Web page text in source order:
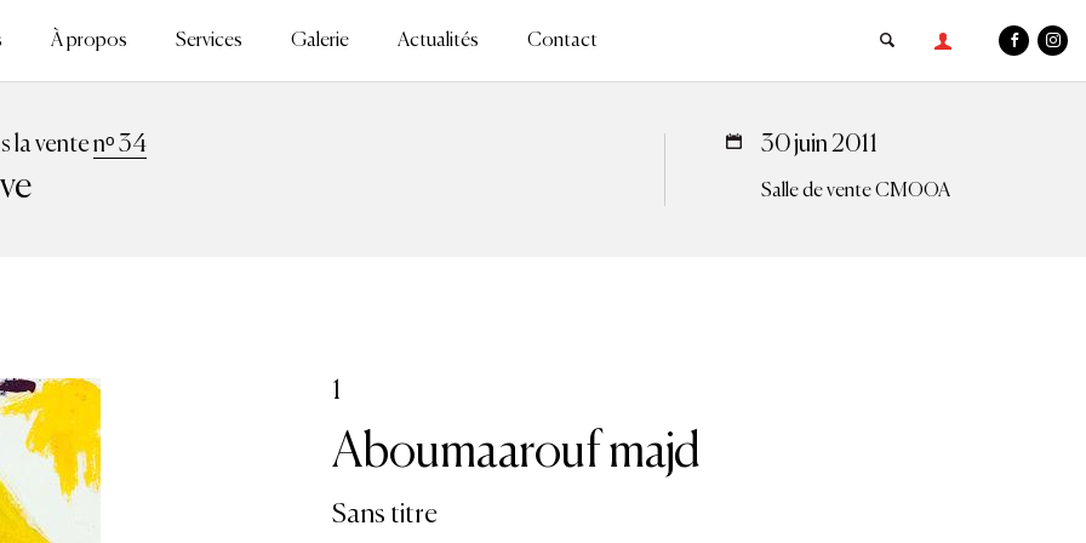
À propos Services Galerie Actualités Contact
la ventenᵒ 34 30 juin 2011
Salle de vente CMOOA
1
Aboumaarouf majd
Sans titre